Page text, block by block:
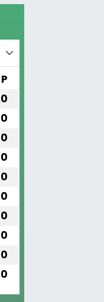
P
0
0
0
0
0
0
0
0
0
0